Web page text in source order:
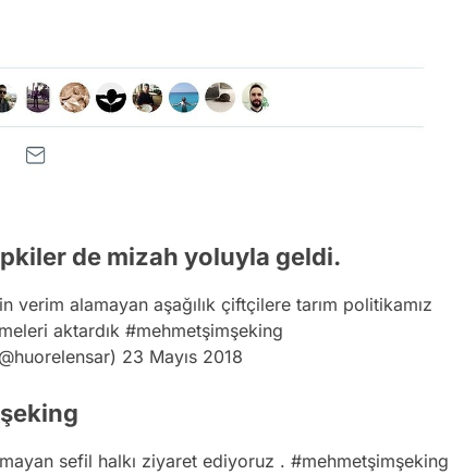
de mizah yoluyla geldi.
verim alamayan aşağılık çiftçilere tarım politikamız
aktardık #mehmetşimşeking
23 Mayıs 2018
sefil halkı ziyaret ediyoruz . #mehmetşimşeking